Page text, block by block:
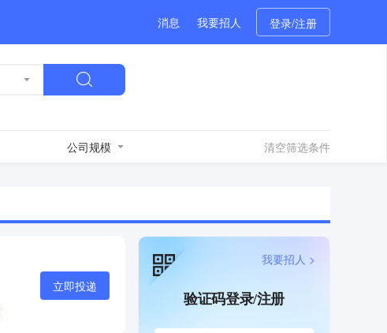
消息 我要招人 登录/注册
公司规模 清空筛选条件
立即投递
验证码登录/注册
我要招人 >